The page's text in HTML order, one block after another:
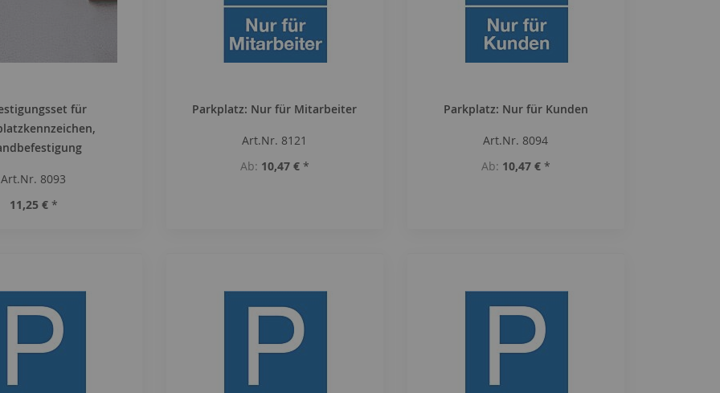
für
Art.Nr. 8093
11,25 € *
Parkplatz: Nur für Mitarbeiter
Art.Nr. 8121
Ab 10,47 € *
Parkplatz: Nur für Kunden
Art.Nr. 8094
Ab 10,47 € *